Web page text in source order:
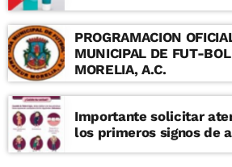
PROGRAMACION
MUNICIPAL DE FUT-
MORELIA, A.C.
Importante solicitar
los primeros signos de